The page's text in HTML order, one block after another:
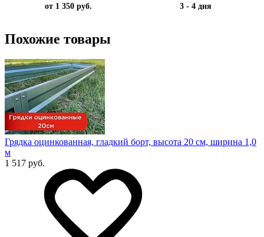
от 1 350 руб. 3 - 4 дня
Похожие товары
Грядка оцинкованная, гладкий борт, высота 20 см, ширина 1,0
м
1 517 руб.